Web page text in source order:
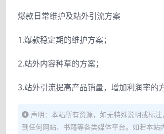
爆款日常维护及站外引流方案
1.爆款稳定期的维护方案；
2.站外内容种草的方案；
3.站外引流提高产品销量，增加利润率的
声明：本站所有资源，如无特殊说明或标
到任何网站、书籍等各类媒体平台。如若本站